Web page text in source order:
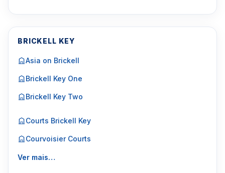
BRICKELL KEY
Asia on Brickell
Brickell Key One
Brickell Key Two
Courts Brickell Key
Courvoisier Courts
Ver mais…